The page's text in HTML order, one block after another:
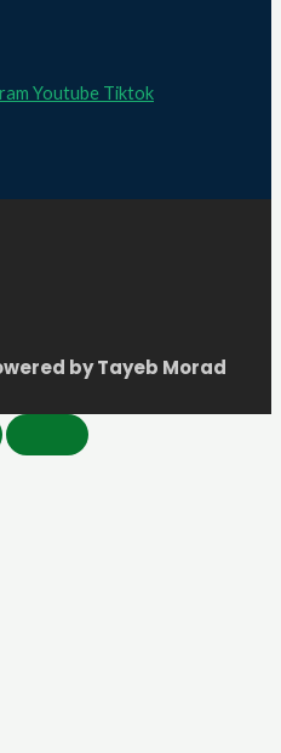
Youtube Tiktok
by Tayeb Morad